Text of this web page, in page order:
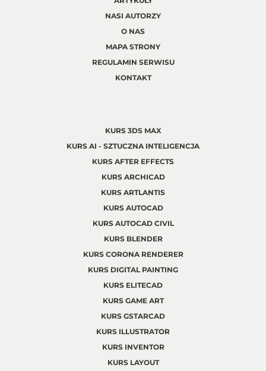
NASI AUTORZY
O NAS
MAPA STRONY
REGULAMIN SERWISU
KONTAKT
KURS 3DS MAX
KURS AI - SZTUCZNA INTELIGENCJA
KURS AFTER EFFECTS
KURS ARCHICAD
KURS ARTLANTIS
KURS AUTOCAD
KURS AUTOCAD CIVIL
KURS BLENDER
KURS CORONA RENDERER
KURS DIGITAL PAINTING
KURS ELITECAD
KURS GAME ART
KURS GSTARCAD
KURS ILLUSTRATOR
KURS INVENTOR
KURS LAYOUT